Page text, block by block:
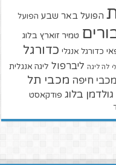
הפועל באר שבע הפועל
טמיר זוארץ בלוג
כדורגל אנגלי כדורגל
לה ליגה ליברפול ליגה אנגלית
מכבי חיפה מכבי תל
בלוג פודקאסט